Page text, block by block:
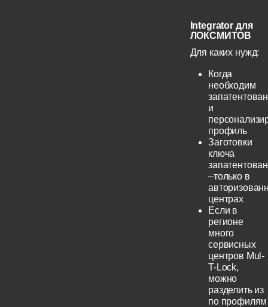
Integrator для
ЛОКСМИТОВ
Для каких нужд:
Когда
необходим
и
профиль
Заготовки
ключа
–только в
центрах
Если в
регионе
много
сервисных
центров Mul-
T-Lock,
можно
разделить из
по профилям